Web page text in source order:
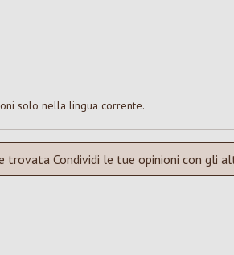
solo nella lingua corrente.
trovata Condividi le tue opinioni con gli